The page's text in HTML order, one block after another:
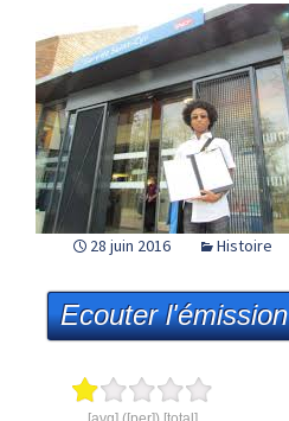
28 juin 2016 Histoire
Ecouter l'émission